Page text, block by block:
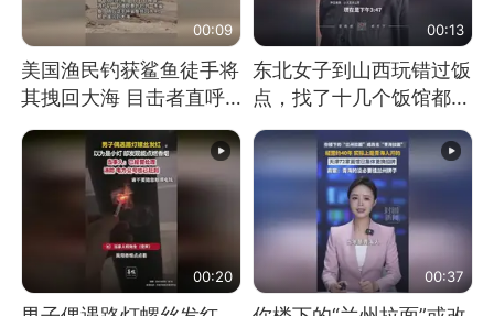
00:09
美国渔民钓获鲨鱼徒手将
其拽回大海 目击者直呼
震惊 （视频来源：参考
消息）
00:13
东北女子到山西玩错过饭
点，找了十几个饭馆都没
开门：午休到几点
00:20 00:37